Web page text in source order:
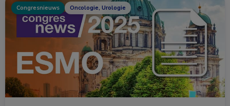
Congresnieuws Oncologie, Urologie